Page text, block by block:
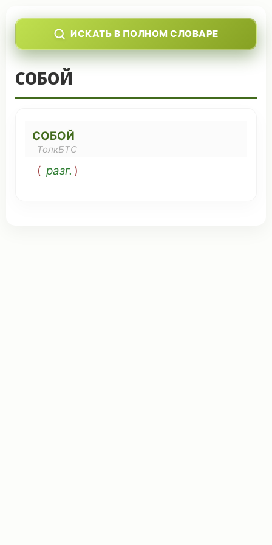
ИСКАТЬ В ПОЛНОМ СЛОВАРЕ
СОБОЙ
СОБОЙ
ТолкБТС
( разг. )